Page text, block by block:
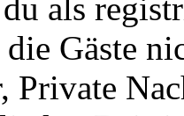
als
Gäste
Private